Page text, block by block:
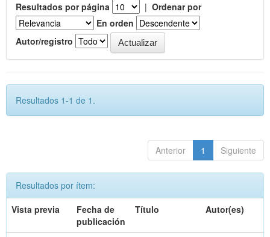
Resultados por página | Ordenar por
En orden
Autor/registro
Resultados 1-1 de 1.
Anterior 1 Siguiente
Resultados por ítem:
Vista previa
Fecha de
publicación
Título Autor(es)